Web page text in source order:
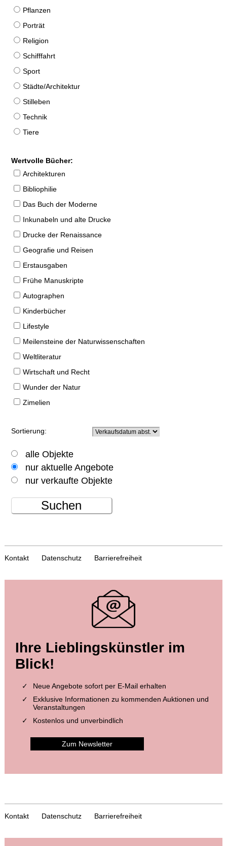
Pflanzen
Porträt
Religion
Schifffahrt
Sport
Städte/Architektur
Stilleben
Technik
Tiere
Wertvolle Bücher:
Architekturen
Bibliophilie
Das Buch der Moderne
Inkunabeln und alte Drucke
Drucke der Renaissance
Geografie und Reisen
Erstausgaben
Frühe Manuskripte
Autographen
Kinderbücher
Lifestyle
Meilensteine der Naturwissenschaften
Weltliteratur
Wirtschaft und Recht
Wunder der Natur
Zimelien
Sortierung:
alle Objekte
nur aktuelle Angebote
nur verkaufte Objekte
Suchen
Kontakt Datenschutz Barrierefreiheit
Ihre Lieblingskünstler im
Blick!
Neue Angebote sofort per E-Mail erhalten
Exklusive Informationen zu kommenden Auktionen und
Veranstaltungen
Kostenlos und unverbindlich
Zum Newsletter
Kontakt Datenschutz Barrierefreiheit